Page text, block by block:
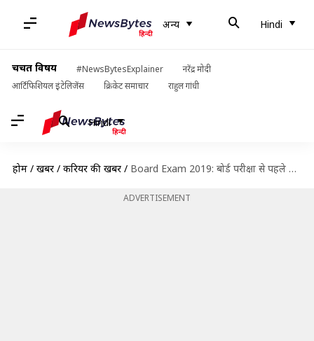
अन्य Hindi
चर्चित विषय #NewsBytesExplainer
नरेंद्र मोदी
आर्टिफिशियल इंटेलिजेंस
क्रिकेट समाचार राहुल गांधी
Hindi
होम / खबरें / करियर की खबरें / Board Exam 2019: बोर्ड परीक्षा से पहले अपनी याददाश्त को बढ़ाने के लिए अपनाएं ये टिप्स
ADVERTISEMENT